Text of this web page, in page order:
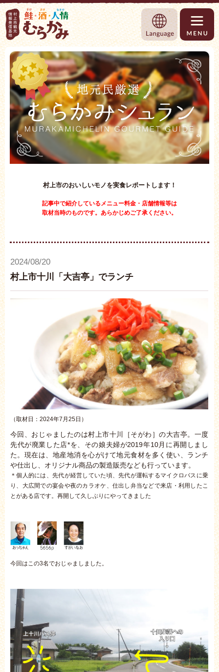
村上市観光情報総合サイト 村上市観光
Language
村上市のおいしいモノを実食レポートします！
記事中で紹介しているメニュー料金・店舗情報等は
取材当時のものです。あらかじめご了承ください。
2024/08/20
村上市十川「大吉亭」でランチ
（取材日：2024年7月25日）
今回、おじゃましたのは村上市十川［そがわ］の大吉亭。一度
先代が廃業した店*を、その娘夫婦が2019年10月に再開しまし
た。現在は、地産地消を心がけて地元食材を多く使い、ランチ
や仕出し、オリジナル商品の製造販売なども行っています。
＊個人的には、先代が経営していた頃、先代が運転するマイクロバスに乗
り、大広間での宴会や夜のカラオケ、仕出し弁当などで来店・利用したこ
とがある店です。再開して久しぶりにやってきました
今回はこの3名でおじゃましました。